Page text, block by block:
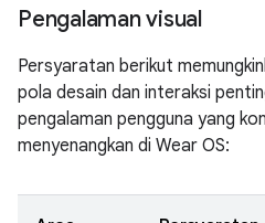
Pengalaman visual
Persyaratan berikut
pola desain dan interaksi
pengalaman pengguna yang
menyenangkan di Wear OS: